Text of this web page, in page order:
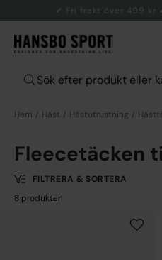
✔ Fri frakt över 499 kr
Hem Häst Hästutrustning
Fleecetäcken
FILTRERA & SORTERA
8 produkter